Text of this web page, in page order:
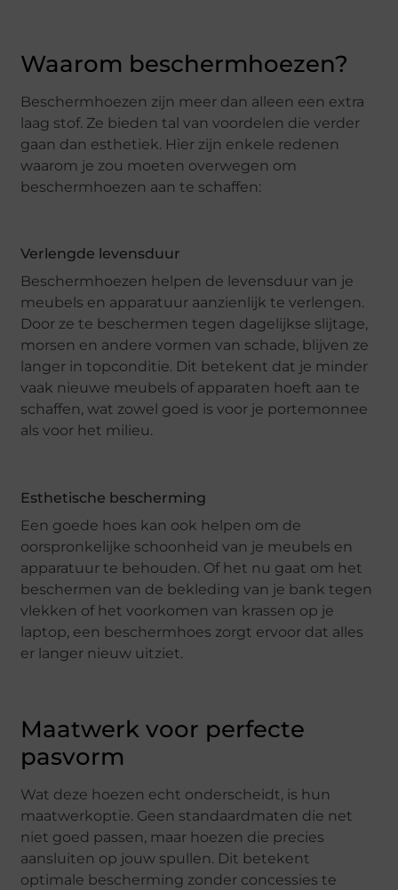
Waarom beschermhoezen?
Beschermhoezen zijn meer dan alleen een extra
laag stof. Ze bieden tal van voordelen die verder
gaan dan esthetiek. Hier zijn enkele redenen
waarom je zou moeten overwegen om
beschermhoezen aan te schaffen:
Verlengde levensduur
Beschermhoezen helpen de levensduur van je
meubels en apparatuur aanzienlijk te verlengen.
Door ze te beschermen tegen dagelijkse slijtage,
morsen en andere vormen van schade, blijven ze
langer in topconditie. Dit betekent dat je minder
vaak nieuwe meubels of apparaten hoeft aan te
schaffen, wat zowel goed is voor je portemonnee
als voor het milieu.
Esthetische bescherming
Een goede hoes kan ook helpen om de
oorspronkelijke schoonheid van je meubels en
apparatuur te behouden. Of het nu gaat om het
beschermen van de bekleding van je bank tegen
vlekken of het voorkomen van krassen op je
laptop, een beschermhoes zorgt ervoor dat alles
er langer nieuw uitziet.
Maatwerk voor perfecte
pasvorm
Wat deze hoezen echt onderscheidt, is hun
maatwerkoptie. Geen standaardmaten die net
niet goed passen, maar hoezen die precies
aansluiten op jouw spullen. Dit betekent
optimale bescherming zonder concessies te